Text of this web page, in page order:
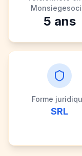
5 ans
Forme
SRL